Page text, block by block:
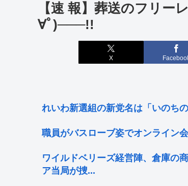
【速 報】葬送のフリ
∀ﾟ)───!!
X
れいわ新選組の新党名は「いの
職員がバスローブ姿でオンライン
ワイルドベリーズ経営陣、倉庫の
ア当局が捜...